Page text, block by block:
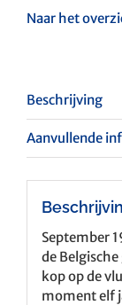
Naar het
Beschrijving
Aanvullende
September
de
kop op de
moment elf